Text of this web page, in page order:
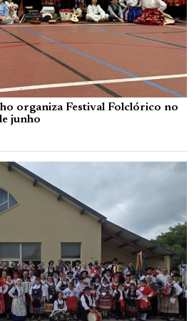
organiza Festival Folclórico no
junho